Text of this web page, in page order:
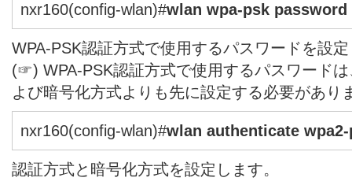
nxr160(config-wlan)#wlan wpa-psk password
WPA-PSK認証方式で使用するパスワードを設
(☞) WPA-PSK認証方式で使用するパスワード
よび暗号化方式よりも先に設定する必要があり
nxr160(config-wlan)#wlan authenticate
認証方式と暗号化方式を設定します。